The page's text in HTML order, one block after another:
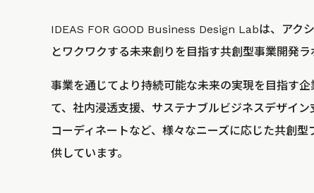
IDEAS FOR GOOD Business Design Labは、アク
とワクワクする未来創りを目指す共創型事業開発ラ
事業を通じてより持続可能な未来の実現を目指す
て、社内浸透支援、サステナブルビジネスデザイ
コーディネートなど、様々なニーズに応じた共創
供しています。